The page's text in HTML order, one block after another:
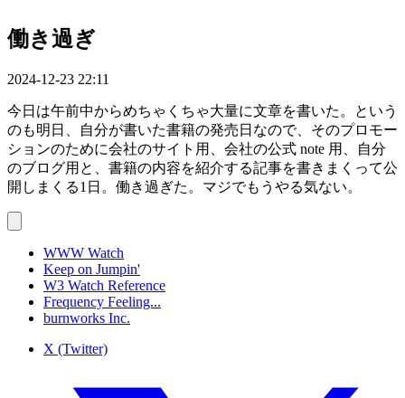
働き過ぎ
2024-12-23 22:11
今日は午前中からめちゃくちゃ大量に文章を書いた。という
のも明日、自分が書いた書籍の発売日なので、そのプロモー
ションのために会社のサイト用、会社の公式 note 用、自分
のブログ用と、書籍の内容を紹介する記事を書きまくって公
開しまくる1日。働き過ぎた。マジでもうやる気ない。
WWW Watch
Keep on Jumpin'
W3 Watch Reference
Frequency Feeling...
burnworks Inc.
X (Twitter)